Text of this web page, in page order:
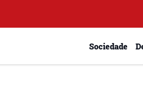
Sociedade